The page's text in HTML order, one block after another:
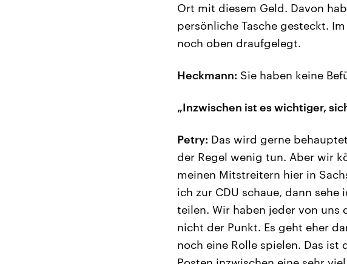
Ort mit diesem Geld. Davon
persönliche Tasche gesteckt.
noch oben draufgelegt.
Heckmann: Sie haben keine
„Inzwischen ist es wichtiger,
Petry: Das wird gerne
der Regel wenig tun. Aber wir
meinen Mitstreitern hier in
ich zur CDU schaue, dann
teilen. Wir haben jeder von uns
nicht der Punkt. Es geht eher
noch eine Rolle spielen. Das ist